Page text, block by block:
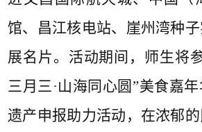
馆、昌江核电站、崖州湾种
展名片。活动期间，师生将
三月三·山海同心圆”美食嘉
遗产申报助力活动，在浓郁